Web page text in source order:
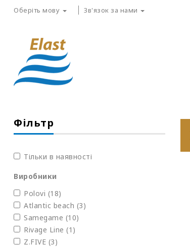
Оберіть мову Зв'язок за нами
Фільтр
Тільки в наявності
Виробники
Polovi (18)
Atlantic beach (3)
Samegame (10)
Rivage Line (1)
Z.FIVE (3)